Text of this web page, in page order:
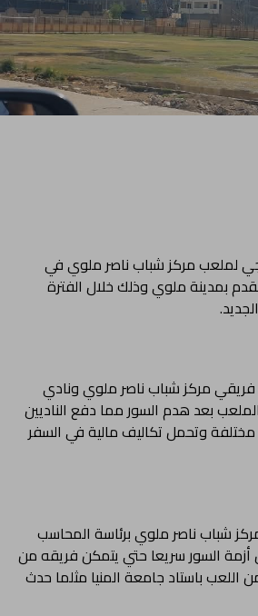
لملعب مركز شباب ناصر ملوي في
بمدينة ملوي وذلك خلال الفترة
مركز شباب ناصر ملوي ونادي
بعد هدم السور مما دفع الناديين
مختلفة وتحمل تكاليف مالية في السفر
شباب ناصر ملوي برئاسة المحاسب
السور سريعا حتي يتمكن فريقه من
اللعب باستاد جامعة المنيا مثلما حدث